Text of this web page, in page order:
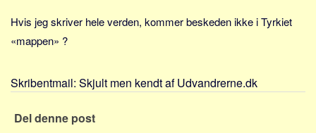
Nøgleord
Job
Investering
Hvis jeg skriver hele verden, kommer beskeden ikke i Tyrkiet
«mappen» ?
Skribentmail: Skjult men kendt af Udvandrerne.dk
Del denne post